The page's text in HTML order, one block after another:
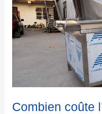
Combien coûte
coûte
l’achat
d’une